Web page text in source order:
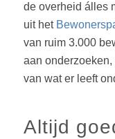
de overheid álles
uit het
van ruim 3.000
aan
van wat er leeft
Altijd